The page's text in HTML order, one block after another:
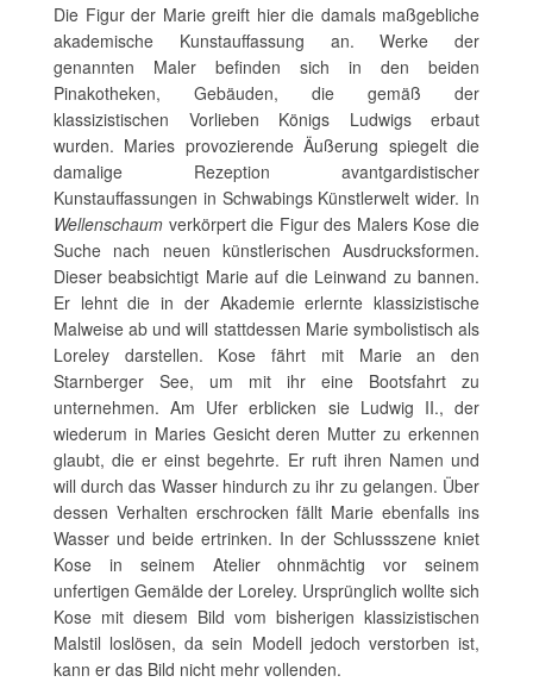
Die Figur der Marie greift hier die damals maßgebliche
akademische Kunstauffassung an. Werke der
genannten Maler befinden sich in den beiden
Pinakotheken, Gebäuden, die gemäß der
klassizistischen Vorlieben Königs Ludwigs erbaut
wurden. Maries provozierende Äußerung spiegelt die
damalige Rezeption avantgardistischer
Kunstauffassungen in Schwabings Künstlerwelt wider. In
Wellenschaum verkörpert die Figur des Malers Kose die
Suche nach neuen künstlerischen Ausdrucksformen.
Dieser beabsichtigt Marie auf die Leinwand zu bannen.
Er lehnt die in der Akademie erlernte klassizistische
Malweise ab und will stattdessen Marie symbolistisch als
Loreley darstellen. Kose fährt mit Marie an den
Starnberger See, um mit ihr eine Bootsfahrt zu
unternehmen. Am Ufer erblicken sie Ludwig II., der
wiederum in Maries Gesicht deren Mutter zu erkennen
glaubt, die er einst begehrte. Er ruft ihren Namen und
will durch das Wasser hindurch zu ihr zu gelangen. Über
dessen Verhalten erschrocken fällt Marie ebenfalls ins
Wasser und beide ertrinken. In der Schlussszene kniet
Kose in seinem Atelier ohnmächtig vor seinem
unfertigen Gemälde der Loreley. Ursprünglich wollte sich
Kose mit diesem Bild vom bisherigen klassizistischen
Malstil loslösen, da sein Modell jedoch verstorben ist,
kann er das Bild nicht mehr vollenden.